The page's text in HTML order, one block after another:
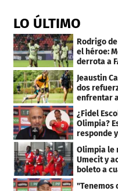
LO ÚLTIMO
Rodrigo
el héroe:
derrota a
Jeaustin
dos
enfrentar
Génesis FC
¿Fidel
Olimpia?
responde
resultado
Olimpia le
Umecit y
boleto a
"Tenemos